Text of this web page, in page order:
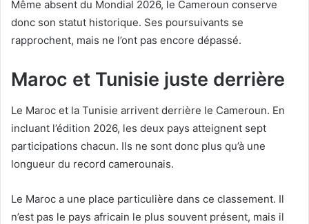
Même absent du Mondial 2026, le Cameroun conserve
donc son statut historique. Ses poursuivants se
rapprochent, mais ne l’ont pas encore dépassé.
Maroc et Tunisie juste derrière
Le Maroc et la Tunisie arrivent derrière le Cameroun. En
incluant l’édition 2026, les deux pays atteignent sept
participations chacun. Ils ne sont donc plus qu’à une
longueur du record camerounais.
Le Maroc a une place particulière dans ce classement. Il
n’est pas le pays africain le plus souvent présent, mais il